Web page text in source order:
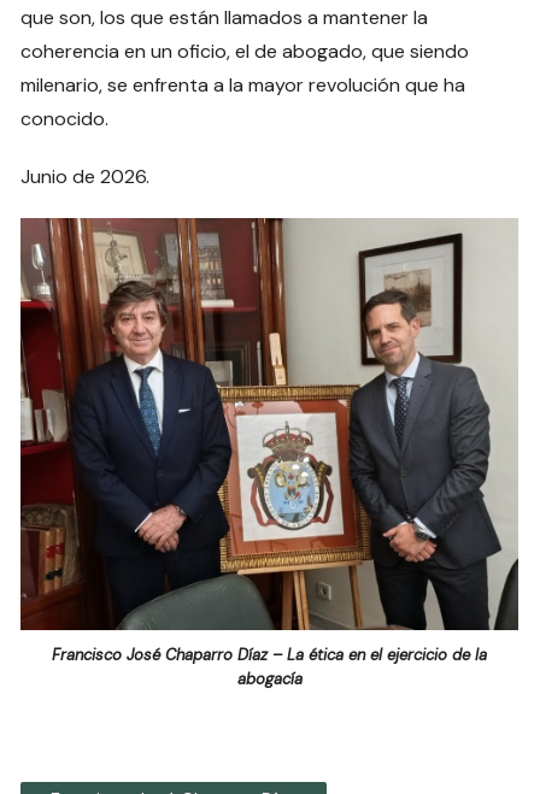
que son, los que están llamados a mantener la
coherencia en un oficio, el de abogado, que siendo
milenario, se enfrenta a la mayor revolución que ha
conocido.
Junio de 2026.
Francisco José Chaparro Díaz – La ética en el ejercicio de la
abogacía